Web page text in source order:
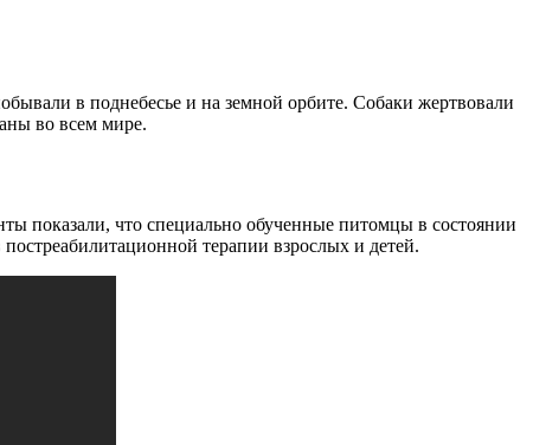
в поднебесье и на земной орбите. Собаки жертвовали
во всем мире.
показали, что специально обученные питомцы в состоянии
терапии взрослых и детей.